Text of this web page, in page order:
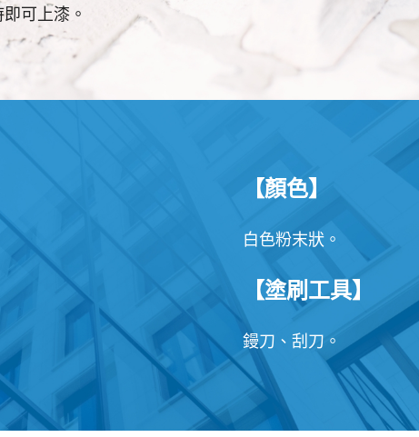
可上漆。
【顏色】
白色粉末狀。
【塗刷工具】
鏝刀、刮刀。